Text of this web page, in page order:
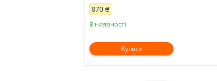
870 ₴
В наявності
Купити